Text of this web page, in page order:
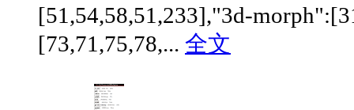
[51,54,58,51,233],"3d-
[73,71,75,78,... 全文